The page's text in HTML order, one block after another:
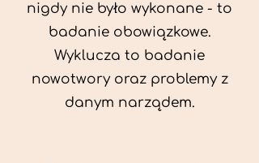
nigdy nie było wykonane - to
badanie obowiązkowe.
Wyklucza to badanie
nowotwory oraz problemy z
danym narządem.